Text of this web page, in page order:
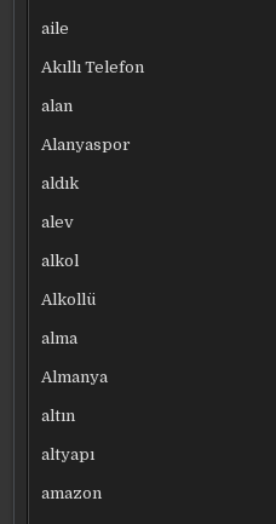
aile
Akıllı Telefon
alan
Alanyaspor
aldık
alev
alkol
Alkollü
alma
Almanya
altın
altyapı
amazon